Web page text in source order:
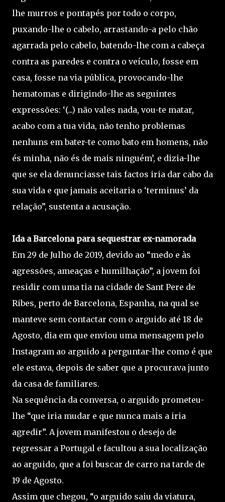
lhe murros e pontapés por todo o corpo,
puxando-lhe o cabelo, arrastando-a pelo chão
agarrada pelo cabelo, batendo-lhe com a cabeça
contra as paredes e contra o veículo, fosse em
casa, fosse na via pública, provocando-lhe
hematomas e dirigindo-lhe as seguintes
expressões: ‘(...) não vales nada, vou-te matar,
acabo com a tua vida, não tenho problemas
nenhuns em bater-te como bato em homens, não
és minha, não és de mais ninguém’, e dizia-lhe
que se ela denunciasse tais factos iria dar cabo da
sua vida e que jamais aceitaria o ‘terminus’ da
relação”, sustenta a acusação.
Ida a Barcelona para sequestrar ex-namorada
Em 29 de Julho de 2019, devido ao “medo e às
agressões, ameaças e humilhação”, a jovem foi
residir com uma tia na cidade de Sant Pere de
Ribes, perto de Barcelona, Espanha, na qual se
manteve sem contactar com o arguido até 18 de
Agosto, dia em que enviou uma mensagem pelo
Instagram ao arguido a perguntar-lhe como é que
ele estava, depois de saber que a procurava junto
da casa de familiares.
Na sequência da conversa, o arguido prometeu-
lhe “que iria mudar e que nunca mais a iria
agredir”. A jovem manifestou o desejo de
regressar a Portugal e facultou a sua localização
ao arguido, que a foi buscar de carro na tarde de
19 de Agosto.
Assim que chegou, “o arguido saiu da viatura,